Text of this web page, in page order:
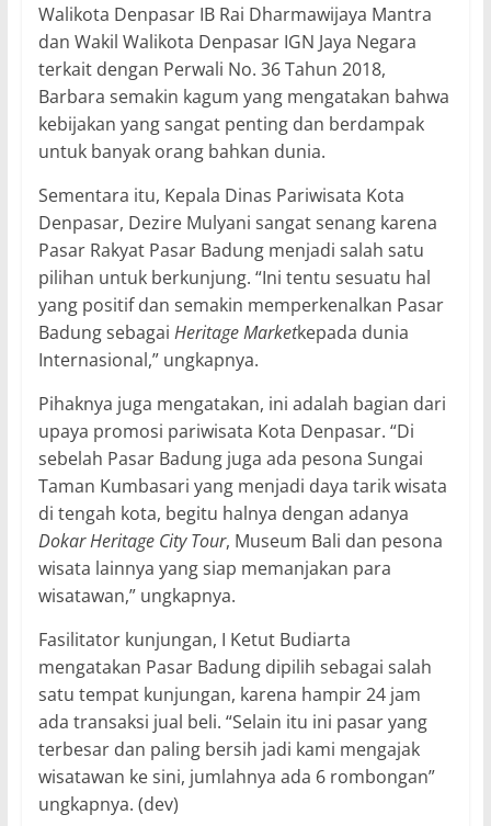
Walikota Denpasar IB Rai Dharmawijaya Mantra
dan Wakil Walikota Denpasar IGN Jaya Negara
terkait dengan Perwali No. 36 Tahun 2018,
Barbara semakin kagum yang mengatakan bahwa
kebijakan yang sangat penting dan berdampak
untuk banyak orang bahkan dunia.
Sementara itu, Kepala Dinas Pariwisata Kota
Denpasar, Dezire Mulyani sangat senang karena
Pasar Rakyat Pasar Badung menjadi salah satu
pilihan untuk berkunjung. “Ini tentu sesuatu hal
yang positif dan semakin memperkenalkan Pasar
Badung sebagai Heritage Marketkepada dunia
Internasional,” ungkapnya.
Pihaknya juga mengatakan, ini adalah bagian dari
upaya promosi pariwisata Kota Denpasar. “Di
sebelah Pasar Badung juga ada pesona Sungai
Taman Kumbasari yang menjadi daya tarik wisata
di tengah kota, begitu halnya dengan adanya
Dokar Heritage City Tour, Museum Bali dan pesona
wisata lainnya yang siap memanjakan para
wisatawan,” ungkapnya.
Fasilitator kunjungan, I Ketut Budiarta
mengatakan Pasar Badung dipilih sebagai salah
satu tempat kunjungan, karena hampir 24 jam
ada transaksi jual beli. “Selain itu ini pasar yang
terbesar dan paling bersih jadi kami mengajak
wisatawan ke sini, jumlahnya ada 6 rombongan”
ungkapnya. (dev)